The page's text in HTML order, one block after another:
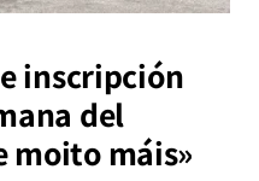
inscripción
del
moito máis»